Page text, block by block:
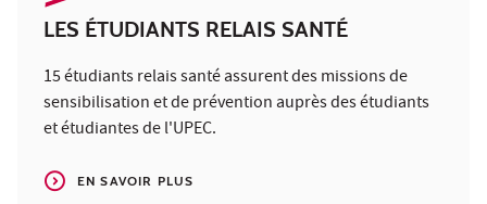
LES ÉTUDIANTS RELAIS SANTÉ
15 étudiants relais santé assurent des missions de
sensibilisation et de prévention auprès des étudiants
et étudiantes de l'UPEC.
EN SAVOIR PLUS